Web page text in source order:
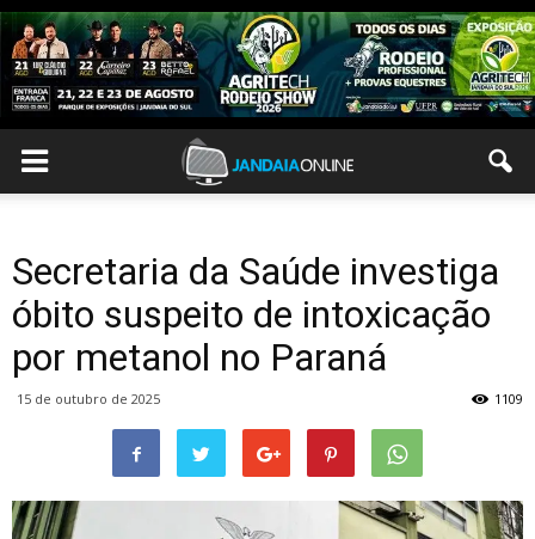
Secretaria da Saúde investiga
óbito suspeito de intoxicação
por metanol no Paraná
15 de outubro de 2025 1109